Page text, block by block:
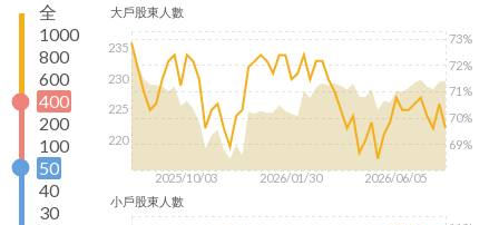
30
40
50
100
200
400
600
800
1000
全 大戶股東人數
2025/10/03 2026/01/30 2026/06/05
73%
72%
71%
70%
69%
235
230
225
220
小戶股東人數